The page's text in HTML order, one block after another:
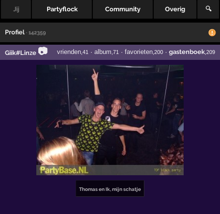
Jij Partyflock Community Overig 🔍
Profiel · 142359
Giik#Linze 📷 vrienden,41 · album ,71 · favorieten,200· gastenboek,209
Thomas en Ik, mijn schatje